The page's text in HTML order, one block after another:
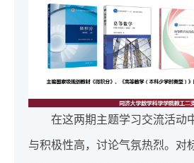
在这两期主题学习交流活动
与积极性高，讨论气氛热烈。对